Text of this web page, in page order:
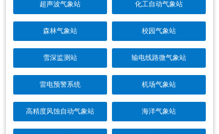
超声波气象站 化工自动气象站
森林气象站 校园气象站
雪深监测站 输电线路微气象站
雷电预警系统 机场气象站
高精度风蚀自动气象站 海洋气象站